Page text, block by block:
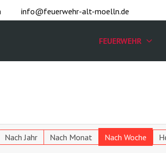
info@feuerwehr-alt-moelln.de
FEUERWEHR
Nach Jahr Nach Monat Nach Woche